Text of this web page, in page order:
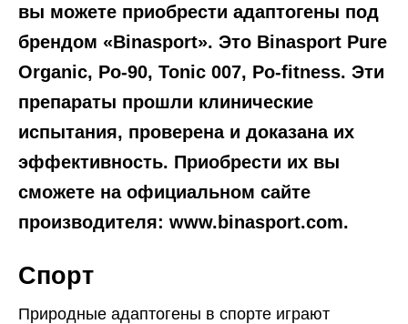
вы можете приобрести адаптогены под
брендом «Binasport». Это Binasport Pure
Organic, Po-90, Tonic 007, Po-fitness. Эти
препараты прошли клинические
испытания, проверена и доказана их
эффективность. Приобрести их вы
сможете на официальном сайте
производителя: www.binasport.com.
Спорт
Природные адаптогены в спорте играют